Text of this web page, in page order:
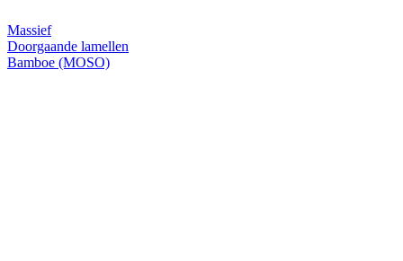
Massief
Doorgaande lamellen
Bamboe (MOSO)